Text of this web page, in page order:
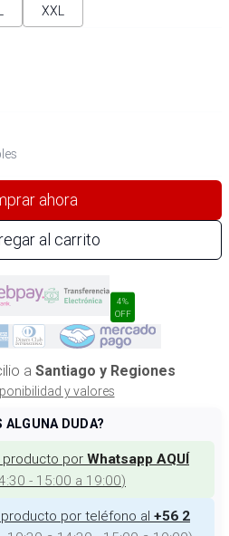
XXL
ahora
al carrito
4%
OFF
a Santiago y Regiones
y valores
ALGUNA DUDA?
por Whatsapp AQUÍ
- 15:00 a 19:00)
por teléfono al +56 2